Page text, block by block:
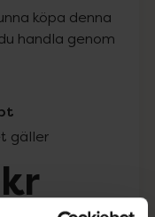
köpa denna
handla genom
gäller